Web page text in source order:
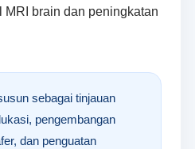
MRI brain dan peningkatan
sebagai tinjauan
pengembangan
dan penguatan